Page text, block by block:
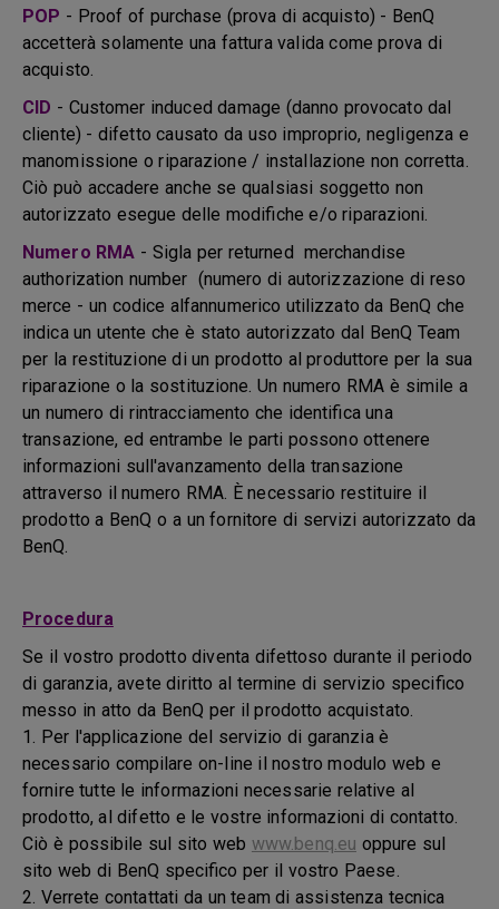
POP - Proof of purchase (prova di acquisto) - BenQ
accetterà solamente una fattura valida come prova di
acquisto.
CID - Customer induced damage (danno provocato dal
cliente) - difetto causato da uso improprio, negligenza e
manomissione o riparazione / installazione non corretta.
Ciò può accadere anche se qualsiasi soggetto non
autorizzato esegue delle modifiche e/o riparazioni.
Numero RMA - Sigla per returned merchandise
authorization number (numero di autorizzazione di reso
merce - un codice alfannumerico utilizzato da BenQ che
indica un utente che è stato autorizzato dal BenQ Team
per la restituzione di un prodotto al produttore per la sua
riparazione o la sostituzione. Un numero RMA è simile a
un numero di rintracciamento che identifica una
transazione, ed entrambe le parti possono ottenere
informazioni sull'avanzamento della transazione
attraverso il numero RMA. È necessario restituire il
prodotto a BenQ o a un fornitore di servizi autorizzato da
BenQ.
Procedura
Se il vostro prodotto diventa difettoso durante il periodo
di garanzia, avete diritto al termine di servizio specifico
messo in atto da BenQ per il prodotto acquistato.
1. Per l'applicazione del servizio di garanzia è
necessario compilare on-line il nostro modulo web e
fornire tutte le informazioni necessarie relative al
prodotto, al difetto e le vostre informazioni di contatto.
Ciò è possibile sul sito web www.benq.eu oppure sul
sito web di BenQ specifico per il vostro Paese.
2. Verrete contattati da un team di assistenza tecnica